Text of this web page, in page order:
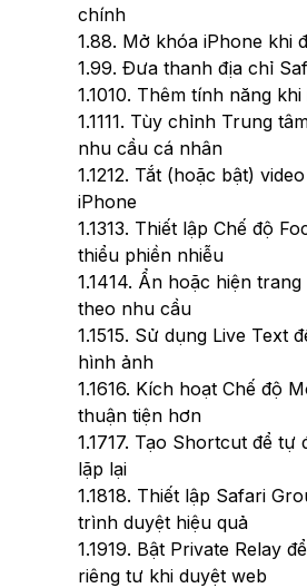
chính
1.88. Mở khóa iPhone khi
1.99. Đưa thanh địa chỉ
1.1010. Thêm tính năng
1.1111. Tùy chỉnh Trung
nhu cầu cá nhân
1.1212. Tắt (hoặc bật)
iPhone
1.1313. Thiết lập Chế độ
thiểu phiền nhiễu
1.1414. Ẩn hoặc hiện
theo nhu cầu
1.1515. Sử dụng Live Text
hình ảnh
1.1616. Kích hoạt Chế độ
thuận tiện hơn
1.1717. Tạo Shortcut để tự
lặp lại
1.1818. Thiết lập Safari
trình duyệt hiệu quả
1.1919. Bật Private Relay
riêng tư khi duyệt web